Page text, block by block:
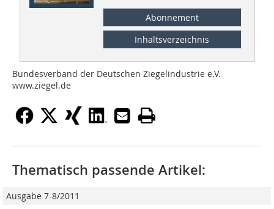
Abonnement
Inhaltsverzeichnis
Bundesverband der Deutschen Ziegelindustrie e.V.
www.ziegel.de
Thematisch passende Artikel:
Ausgabe 7-8/2011